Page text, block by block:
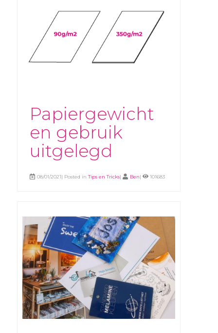
Papiergewicht
en gebruik
uitgelegd
08/01/2021| Posted inTips en Tricks| Ben| 101683